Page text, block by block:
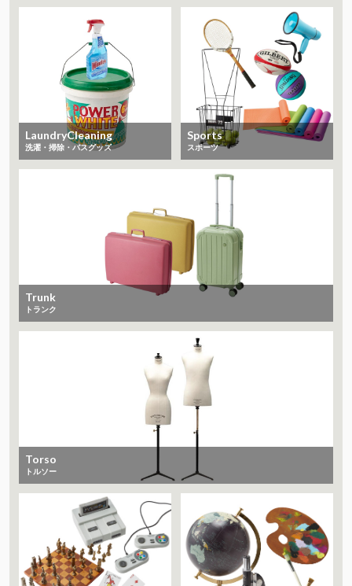
LaundryCleaning
洗濯・掃除・バスグッズ
Sports
スポーツ
Trunk
トランク
Torso
トルソー